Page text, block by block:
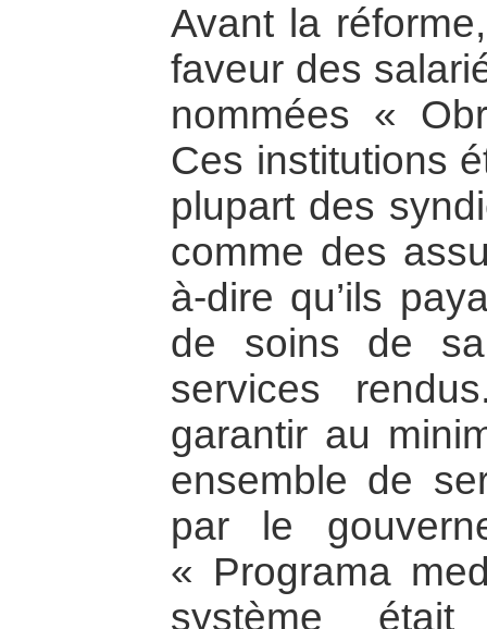
Avant la
faveur des
nommées «
Ces institutions
plupart des
comme des
à-dire qu’ils
de soins de
services
garantir au
ensemble de
par le
« Programa
système